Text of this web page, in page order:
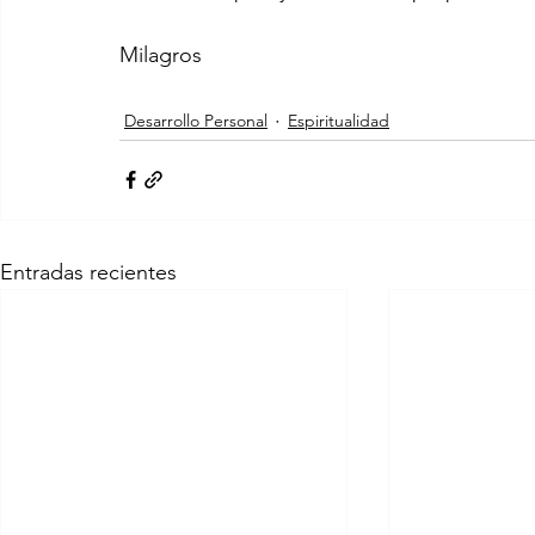
Milagros
Desarrollo Personal Espiritualidad
Entradas recientes